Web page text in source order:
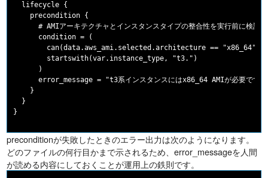
  lifecycle {
    precondition {
# AMIアーキテクチャとインスタンスタイプの整合性を実行前に検証
      condition = (
can(data.aws_ami.selected.architecture == "x86_64")
        startswith(var.instance_type, "t3.")
      )
error_message = "t3系インスタンスにはx86_64 AMIが必要で
    }
  }
preconditionが失敗したときのエラー出力は次のようになります。
どのファイルの何行目かまで示されるため、error_messageを人間
が読める内容にしておくことが運用上の鉄則です。